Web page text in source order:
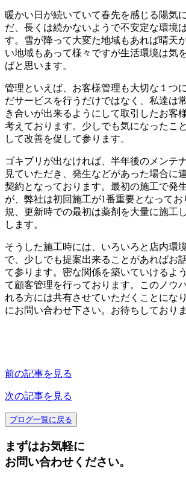
暖かい日が続いていて春先を感じる陽気
だ、長くは続かないようで不安定な環境
す。雪が降って大変た地域もあれば晴天
い地域もあって様々ですが生活環境は気
ばと思います。
管理といえば、お客様管理も大切な１つ
だサービスを行うだけではなく、私達は
き合いが出来るようにして取引したお客
考えております。少しでも気になったこ
して改善を促して参ります。
ゴキブリが出なければ、半年後のメンテ
見ていただき、発生などがあった場合に
契約となっております。最初の施工で発
が、弊社は初回施工が1番重要となって
規、更新時での最初は薬剤を大量に施工
します。
そうした施工時には、いろいろと店内環
で、少しでも提案出来ることがあればお
て参ります。密な関係を築いていけるよ
て顧客管理を行っております。このノウ
れる方には共有させていただくことにな
にお問い合わせ下さい。お待ちしておりま
前の記事を見る
次の記事を見る
ブログ一覧に戻る
まずはお気軽に
お問い合わせください。